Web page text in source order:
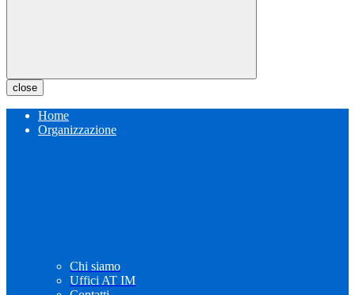
close
Home
Organizzazione
Chi siamo
Uffici AT IM